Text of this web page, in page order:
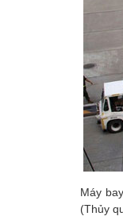
Máy
(Thủy